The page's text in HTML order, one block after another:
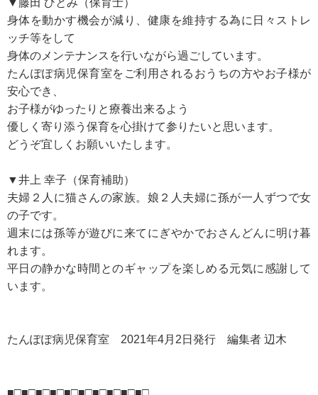
身体を動かす機会が減り、健康を維持する為に日々ストレ
ッチ等をして
身体のメンテナンスを行いながら過ごしています。
たんぽぽ病児保育室をご利用されるおうちの方やお子様が
安心でき、
お子様がゆったりと療養出来るよう
優しく寄り添う保育を心掛けて参りたいと思います。
どうぞ宜しくお願いいたします。
▼井上 幸子（保育補助）
夫婦２人に猫さんの家族。娘２人夫婦に孫が一人ずつで女
の子です。
週末には孫等が遊びに来てにぎやかでおさんどんに明け暮
れます。
平日の静かな時間とのギャップを楽しめる元気に感謝して
います。
たんぽぽ病児保育室 2021年4月2日発行 編集者 辺木
■□■□■□■□■□■□■□■□■□■□